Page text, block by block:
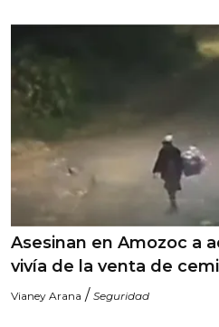
Asesinan en Amozoc a
vivía de la venta de
Vianey Arana / Seguridad